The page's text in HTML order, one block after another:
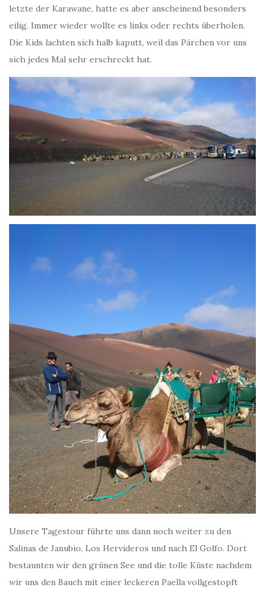
letzte der Karawane, hatte es aber anscheinend besonders
eilig. Immer wieder wollte es links oder rechts überholen.
Die Kids lachten sich halb kaputt, weil das Pärchen vor uns
sich jedes Mal sehr erschreckt hat.
Unsere Tagestour führte uns dann noch weiter zu den
Salinas de Janubio, Los Hervideros und nach El Golfo. Dort
bestaunten wir den grünen See und die tolle Küste nachdem
wir uns den Bauch mit einer leckeren Paella vollgestopft